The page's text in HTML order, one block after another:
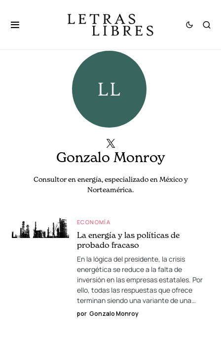
Gonzalo Monroy
Consultor en energía, especializado en México y
Norteamérica.
ECONOMÍA
La energía y las políticas de
probado fracaso
En la lógica del presidente, la crisis
energética se reduce a la falta de
inversión en las empresas estatales. Por
ello, todas las respuestas que ofrece
terminan siendo una variante de una…
por Gonzalo Monroy